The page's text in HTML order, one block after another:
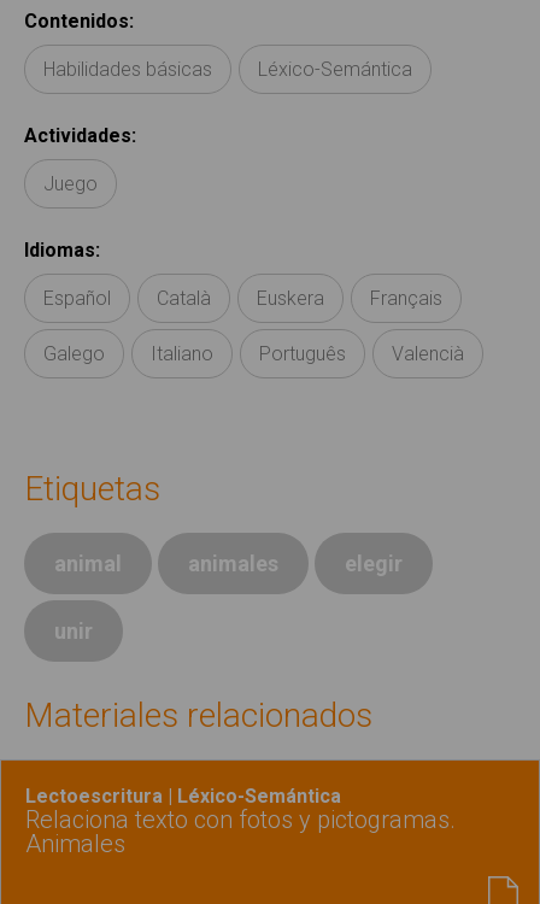
Contenidos:
Habilidades básicas Léxico-Semántica
Actividades:
Juego
Idiomas:
Español Català Euskera Français
Galego Italiano Português Valencià
Etiquetas
animal animales elegir
unir
Materiales relacionados
Lectoescritura | Léxico-Semántica
Relaciona texto con fotos y pictogramas.
Animales